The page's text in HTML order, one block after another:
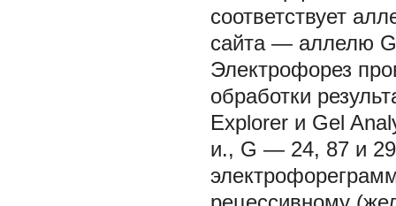
соответствует
сайта — аллелю
Электрофорез
обработки
Explorer и Gel
и., G — 24, 87 и